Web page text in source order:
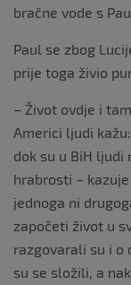
bračne vode s
Paul se zbog
prije toga živio
– Život ovdje i
Americi ljudi
dok su u BiH ljudi
hrabrosti –
jednoga ni
započeti život u
razgovarali su i o
su se složili, a